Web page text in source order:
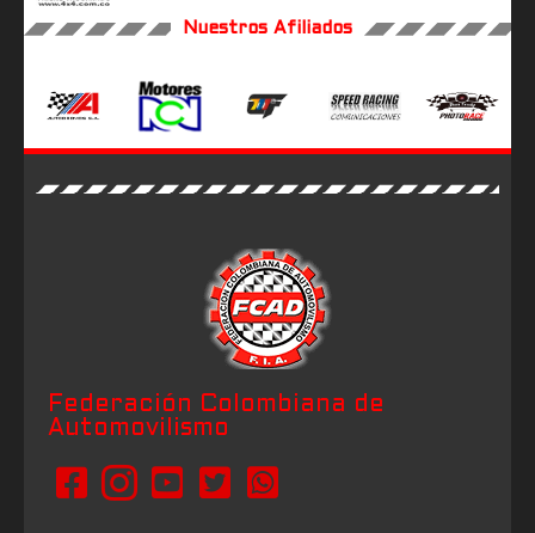
Nuestros Afiliados
Federación Colombiana de
Automovilismo